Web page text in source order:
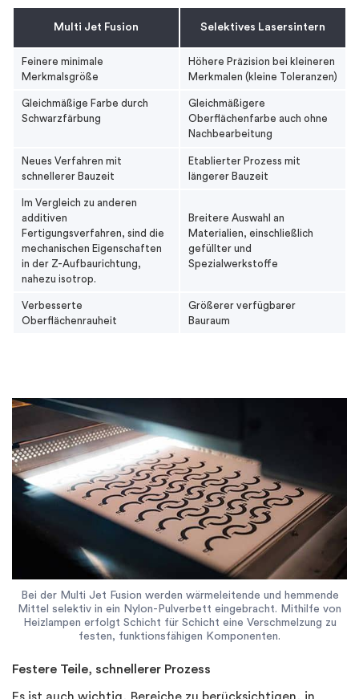
Multi Jet Fusion Selektives Lasersintern
Feinere minimale
Merkmalsgröße
Höhere Präzision bei kleineren
Merkmalen (kleine Toleranzen)
Gleichmäßige Farbe durch
Schwarzfärbung
Gleichmäßigere
Oberflächenfarbe auch ohne
Nachbearbeitung
Neues Verfahren mit
schnellerer Bauzeit
Etablierter Prozess mit
längerer Bauzeit
Im Vergleich zu anderen
additiven
Fertigungsverfahren, sind die
mechanischen Eigenschaften
in der Z-Aufbaurichtung,
nahezu isotrop.
Breitere Auswahl an
Materialien, einschließlich
gefüllter und
Spezialwerkstoffe
Verbesserte
Oberflächenrauheit
Größerer verfügbarer
Bauraum
Bei der Multi Jet Fusion werden wärmeleitende und hemmende
Mittel selektiv in ein Nylon-Pulverbett eingebracht. Mithilfe von
Heizlampen erfolgt Schicht für Schicht eine Verschmelzung zu
festen, funktionsfähigen Komponenten.
Festere Teile, schnellerer Prozess
Es ist auch wichtig, Bereiche zu berücksichtigen, in